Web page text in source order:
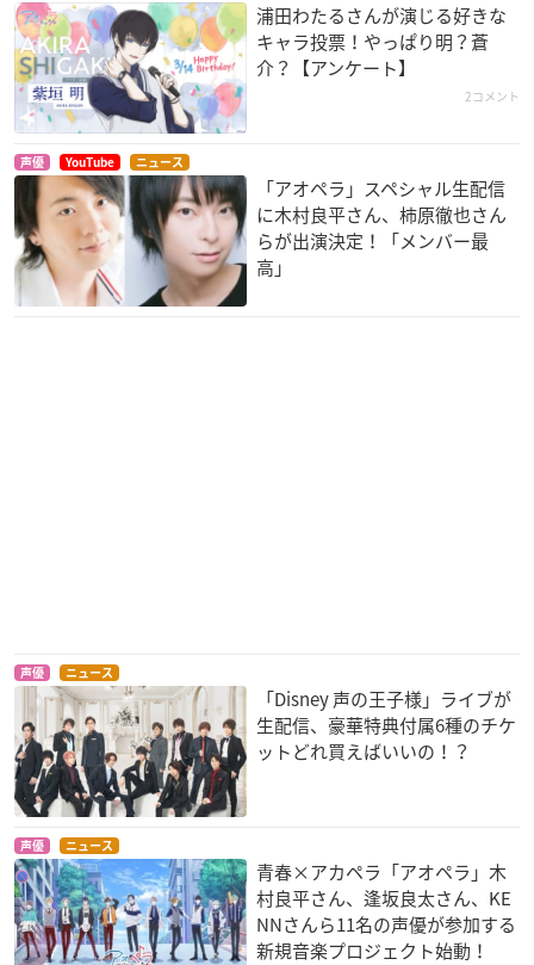
浦田わたるさんが演じる好きな
キャラ投票！やっぱり明？蒼
介？【アンケート】
2コメント
声優 YouTube ニュース
「アオペラ」スペシャル生配信
に木村良平さん、柿原徹也さん
らが出演決定！「メンバー最
高」
声優 ニュース
「Disney 声の王子様」ライブが
生配信、豪華特典付属6種のチケ
ットどれ買えばいいの！？
声優 ニュース
青春×アカペラ「アオペラ」木
村良平さん、逢坂良太さん、KE
NNさんら11名の声優が参加する
新規音楽プロジェクト始動！